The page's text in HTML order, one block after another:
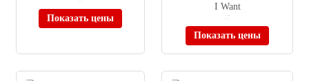
Показать цены
I Want
Показать цены